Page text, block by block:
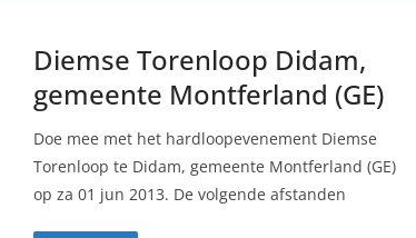
Diemse Torenloop Didam,
gemeente Montferland (GE)
Doe mee met het hardloopevenement Diemse
Torenloop te Didam, gemeente Montferland (GE)
op za 01 jun 2013. De volgende afstanden